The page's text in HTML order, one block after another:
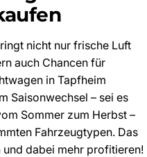
nicht nur frische Luft
auch Chancen für
in Tapfheim
Saisonwechsel – sei es
Sommer zum Herbst –
Fahrzeugtypen. Das
dabei mehr profitieren!